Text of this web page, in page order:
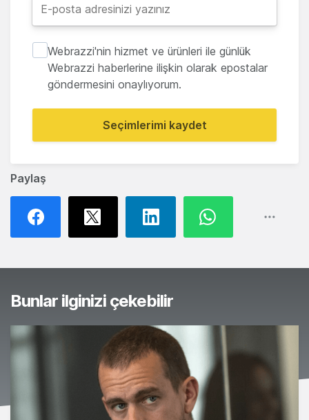
Paylaş
Webrazzi'nin hizmet ve ürünleri ile günlük
Webrazzi haberlerine ilişkin olarak epostalar
göndermesini onaylıyorum.
Seçimlerimi kaydet
Bunlar ilginizi çekebilir